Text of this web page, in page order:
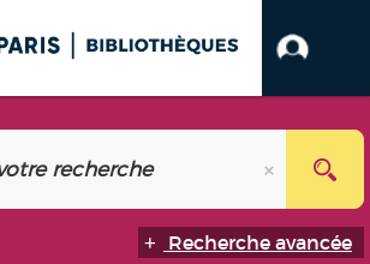
Recherche avancée